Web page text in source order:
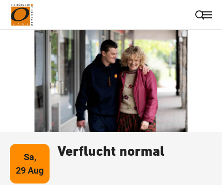
Suche schließen
Wegbeschreibung erhalten
Sa,
29 Aug
Verflucht normal